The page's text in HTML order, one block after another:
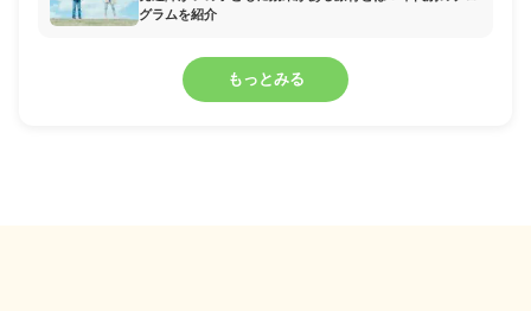
グラムを紹介
もっとみる